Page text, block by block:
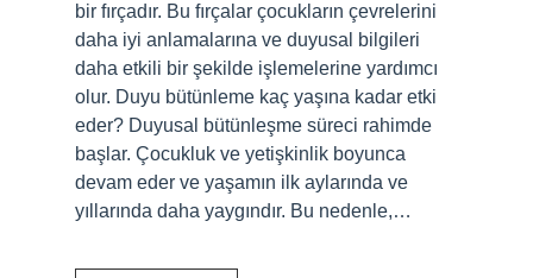
bir fırçadır. Bu fırçalar çocukların çevrelerini
daha iyi anlamalarına ve duyusal bilgileri
daha etkili bir şekilde işlemelerine yardımcı
olur. Duyu bütünleme kaç yaşına kadar etki
eder? Duyusal bütünleşme süreci rahimde
başlar. Çocukluk ve yetişkinlik boyunca
devam eder ve yaşamın ilk aylarında ve
yıllarında daha yaygındır. Bu nedenle,…